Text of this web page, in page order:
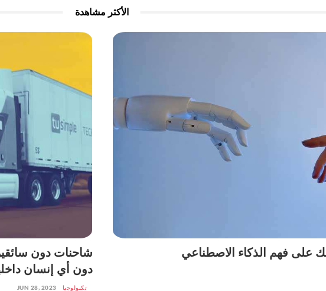
الأكثر مشاهدة
على فهم الذكاء الاصطناعي
شاحنات دون
دون أي إنسان
تكنولوجيا JUN 28, 2023